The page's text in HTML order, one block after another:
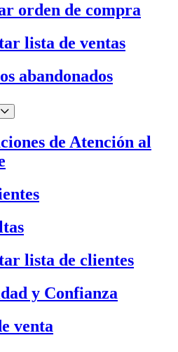
orden de compra
lista de ventas
abandonados
de Atención al
lista de clientes
y Confianza
venta